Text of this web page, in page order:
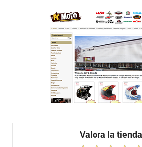
Valora la tienda